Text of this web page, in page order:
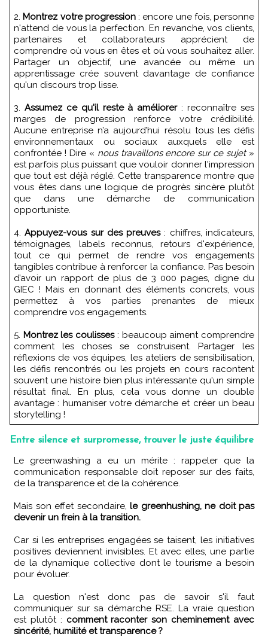
2. Montrez votre progression: encore une fois, personne
n'attend de vous la perfection. En revanche, vos clients,
partenaires et collaborateurs apprécient de
comprendre où vous en êtes et où vous souhaitez aller.
Partager un objectif, une avancée ou même un
apprentissage crée souvent davantage de confiance
qu'un discours trop lisse.
3. Assumez ce qu'il reste à améliorer: reconnaître ses
marges de progression renforce votre crédibilité.
Aucune entreprise n’a aujourd’hui résolu tous les défis
environnementaux ou sociaux auxquels elle est
confrontée ! Dire « nous travaillons encore sur ce sujet»
est parfois plus puissant que vouloir donner l'impression
que tout est déjà réglé. Cette transparence montre que
vous êtes dans une logique de progrès sincère plutôt
que dans une démarche de communication
opportuniste.
4.Appuyez-vous sur des preuves: chiffres, indicateurs,
témoignages, labels reconnus, retours d'expérience,
tout ce qui permet de rendre vos engagements
tangibles contribue à renforcer la confiance. Pas besoin
d’avoir un rapport de plus de 3 000 pages, digne du
GIEC ! Mais en donnant des éléments concrets, vous
permettez à vos parties prenantes de mieux
comprendre vos engagements.
5. Montrez les coulisses: beaucoup aiment comprendre
comment les choses se construisent. Partager les
réflexions de vos équipes, les ateliers de sensibilisation,
les défis rencontrés ou les projets en cours racontent
souvent une histoire bien plus intéressante qu'un simple
résultat final. En plus, cela vous donne un double
avantage : humaniser votre démarche et créer un beau
storytelling !
Entre silence et surpromesse, trouver le juste équilibre
Le greenwashing a eu un mérite : rappeler que la
communication responsable doit reposer sur des faits,
de la transparence et de la cohérence.
Mais son effet secondaire, le greenhushing, ne doit pas
devenir un frein à la transition.
Car si les entreprises engagées se taisent, les initiatives
positives deviennent invisibles. Et avec elles, une partie
de la dynamique collective dont le tourisme a besoin
pour évoluer.
La question n'est donc pas de savoir s'il faut
communiquer sur sa démarche RSE. La vraie question
est plutôt : comment raconter son cheminement avec
sincérité, humilité et transparence ?